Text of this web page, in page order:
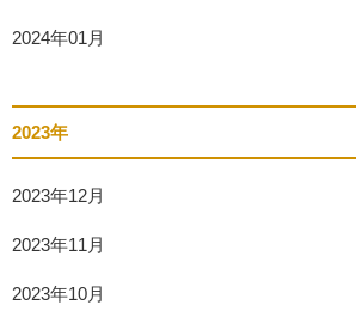
2024年01月
2023年
2023年12月
2023年11月
2023年10月